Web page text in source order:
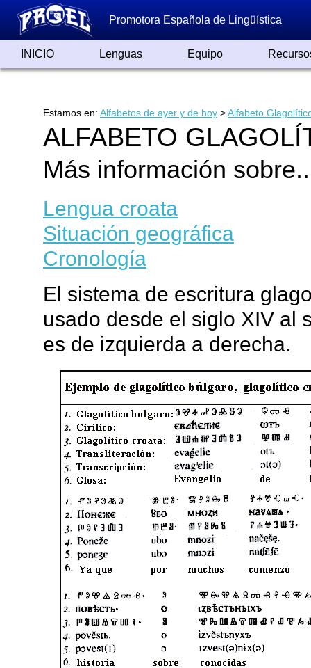
Promotora Española de Lingüística
INICIO Lenguas Equipo
Estamos en: Alfabetos de ayer y de hoy >Alfabeto
ALFABETO
Más información
Lengua croata
Situación geográfica
Cronología
El sistema de escritura
usado desde el siglo XIV al
es de izquierda a derecha.